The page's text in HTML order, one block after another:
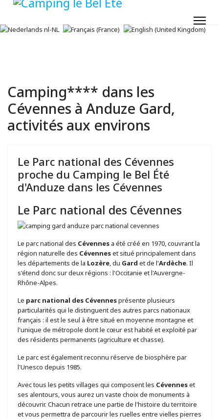
Camping**** dans les
Cévennes à Anduze Gard,
activités aux environs
Le Parc national des Cévennes
proche du Camping le Bel Été
d'Anduze dans les Cévennes
Le Parc national des Cévennes
Le parc national des Cévennes a été créé en 1970, couvrant la
région naturelle des Cévenneset situé principalement dans
les départements de la Lozère, du Gard et de l'Ardèche. Il
s'étend donc sur deux régions : l'Occitanie et l'Auvergne-
Rhône-Alpes.
Le parc national des Cévennesprésente plusieurs
particularités qui le distinguent des autres parcs nationaux
français : il est le seul à être situé en moyenne montagne et
l'unique de métropole dont le cœur est habité et exploité par
des résidents permanents (agriculture et chasse).
Le parc est également reconnu réserve de biosphère par
l'Unesco depuis 1985.
Avec tous les petits villages qui composent les Cévenneset
ses alentours, vous aurez un vaste choix de monuments à
découvrir. Chacun retrace une partie de l'histoire du territoire
et vous permettra de parcourir les ruelles entre vielles pierres